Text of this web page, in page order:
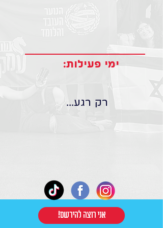
ימי פעילות:
רק רגע...
!אני רוצה להירשם